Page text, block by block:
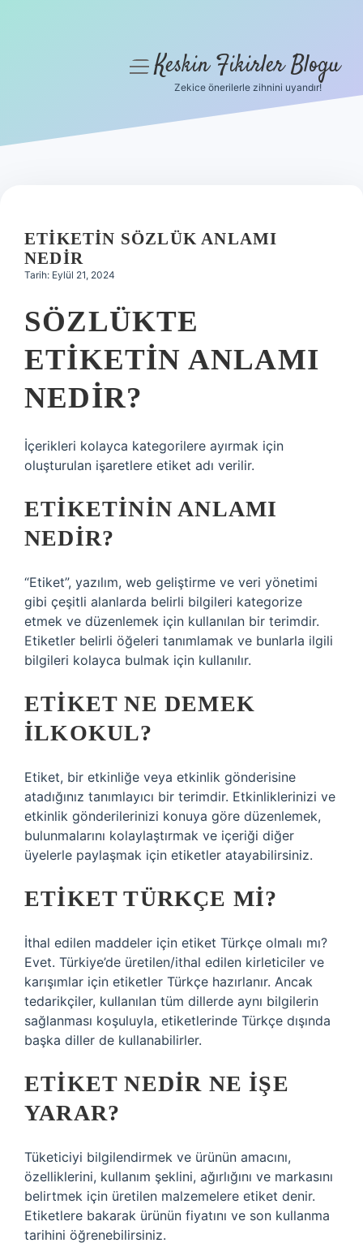
Hakkımızda
menüyüKeskin Fikirler Blogu
Zekice önerilerle zihnini uyandır!
ETIKETIN SÖZLÜK ANLAMI
NEDIR
Tarih: Eylül 21, 2024
SÖZLÜKTE
ETIKETIN ANLAMI
NEDIR?
İçerikleri kolayca kategorilere ayırmak için
oluşturulan işaretlere etiket adı verilir.
ETIKETININ ANLAMI
NEDIR?
“Etiket”, yazılım, web geliştirme ve veri yönetimi
gibi çeşitli alanlarda belirli bilgileri kategorize
etmek ve düzenlemek için kullanılan bir terimdir.
Etiketler belirli öğeleri tanımlamak ve bunlarla ilgili
bilgileri kolayca bulmak için kullanılır.
ETIKET NE DEMEK
ILKOKUL?
Etiket, bir etkinliğe veya etkinlik gönderisine
atadığınız tanımlayıcı bir terimdir. Etkinliklerinizi ve
etkinlik gönderilerinizi konuya göre düzenlemek,
bulunmalarını kolaylaştırmak ve içeriği diğer
üyelerle paylaşmak için etiketler atayabilirsiniz.
ETIKET TÜRKÇE MI?
İthal edilen maddeler için etiket Türkçe olmalı mı?
Evet. Türkiye’de üretilen/ithal edilen kirleticiler ve
karışımlar için etiketler Türkçe hazırlanır. Ancak
tedarikçiler, kullanılan tüm dillerde aynı bilgilerin
sağlanması koşuluyla, etiketlerinde Türkçe dışında
başka diller de kullanabilirler.
ETIKET NEDIR NE IŞE
YARAR?
Tüketiciyi bilgilendirmek ve ürünün amacını,
özelliklerini, kullanım şeklini, ağırlığını ve markasını
belirtmek için üretilen malzemelere etiket denir.
Etiketlere bakarak ürünün fiyatını ve son kullanma
tarihini öğrenebilirsiniz.